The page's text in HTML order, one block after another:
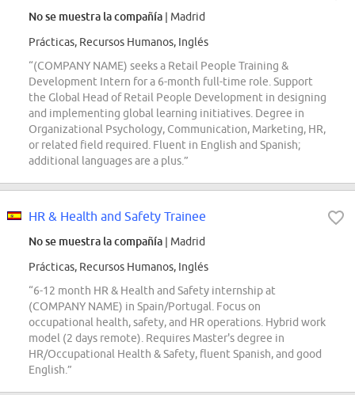
No se muestra la compañía | Madrid
Prácticas, Recursos Humanos, Inglés
“(COMPANY NAME) seeks a Retail People Training &
Development Intern for a 6-month full-time role. Support
the Global Head of Retail People Development in designing
and implementing global learning initiatives. Degree in
Organizational Psychology, Communication, Marketing, HR,
or related field required. Fluent in English and Spanish;
additional languages are a plus.”
HR & Health and Safety Trainee
No se muestra la compañía | Madrid
Prácticas, Recursos Humanos, Inglés
“6-12 month HR & Health and Safety internship at
(COMPANY NAME) in Spain/Portugal. Focus on
occupational health, safety, and HR operations. Hybrid work
model (2 days remote). Requires Master's degree in
HR/Occupational Health & Safety, fluent Spanish, and good
English.”